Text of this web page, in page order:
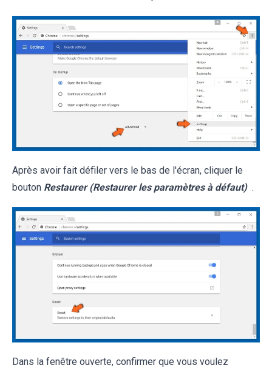
Après avoir fait défiler vers le bas de l'écran, cliquer le
bouton Restaurer (Restaurer les paramètres à défaut) .
Dans la fenêtre ouverte, confirmer que vous voulez